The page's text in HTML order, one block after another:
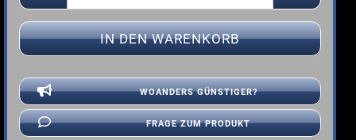
WOANDERS GÜNSTIGER?
FRAGE ZUM PRODUKT